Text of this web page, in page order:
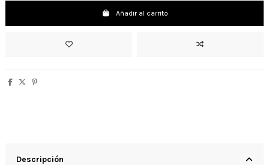
Añadir al carrito
Descripción